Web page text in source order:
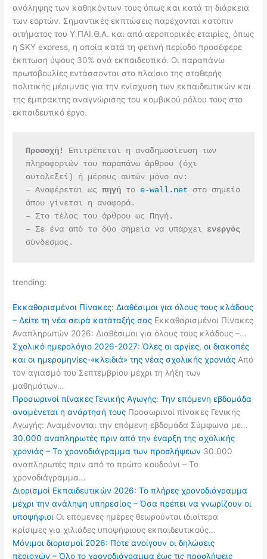
ανάληψης των καθηκόντων τους όπως και κατά τη διάρκεια
των εορτών. Σημαντικές εκπτώσεις παρέχονται κατόπιν
αιτήματος του Υ.ΠΑΙ.Θ.Α. και από αεροπορικές εταιρίες, όπως
η SKY express, η οποία κατά τη φετινή περίοδο προσέφερε
έκπτωση ύψους 30% ανά εκπαιδευτικό. Οι παραπάνω
πρωτοβουλίες εντάσσονται στο πλαίσιο της σταθερής
πολιτικής μέριμνας για την ενίσχυση των εκπαιδευτικών και
της έμπρακτης αναγνώρισης του κομβικού ρόλου τους στο
εκπαιδευτικό έργο.
Προσοχή!
Επιτρέπεται η αναδημοσίευση των
πληροφοριών του παραπάνω άρθρου (όχι
αυτολεξεί) ή μέρους αυτών μόνο αν:
– Αναφέρεται ως πηγή το e-wall.net στο σημείο
όπου γίνεται η αναφορά.
– Στο τέλος του άρθρου ως Πηγή.
– Σε ένα από τα δύο σημεία να υπάρχει
ενεργός
σύνδεσμος.
trending:
Εκκαθαρισμένοι Πίνακες: Διαθέσιμοι για όλους τους κλάδους
– Δείτε τη νέα σειρά κατάταξής σας Εκκαθαρισμένοι Πίνακες
Αναπληρωτών 2026: Διαθέσιμοι για όλους τους κλάδους –…
Σχολικό ημερολόγιο 2026-2027: Όλες οι αργίες, οι διακοπές
και οι ημερομηνίες-«κλειδιά» της νέας σχολικής χρονιάς Από
τον αγιασμό του Σεπτεμβρίου μέχρι τη λήξη των
μαθημάτων…
Προσωρινοί πίνακες Γενικής Αγωγής: Την επόμενη εβδομάδα
αναμένεται η ανάρτησή τους Προσωρινοί πίνακες Γενικής
Αγωγής: Αναμένονται την επόμενη εβδομάδα Σύμφωνα με…
30.000 αναπληρωτές πριν από την έναρξη της σχολικής
χρονιάς – Το χρονοδιάγραμμα των προσλήψεων 30.000
αναπληρωτές πριν από το πρώτο κουδούνι – Το
χρονοδιάγραμμα…
Διορισμοί Εκπαιδευτικών 2026: Το πλήρες χρονοδιάγραμμα
μέχρι την ανάληψη υπηρεσίας – Όσα πρέπει να γνωρίζουν οι
υποψήφιοι Οι επόμενες ημέρες θεωρούνται ιδιαίτερα
κρίσιμες για χιλιάδες υποψήφιους εκπαιδευτικούς…
Μόνιμοι διορισμοί 2026: Πότε ανοίγουν οι δηλώσεις
περιοχών – Όλο το χρονοδιάγραμμα έως τις προσλήψεις